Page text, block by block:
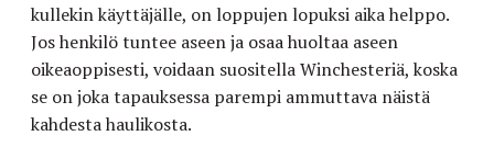
kullekin käyttäjälle, on loppujen lopuksi aika helppo.
Jos henkilö tuntee aseen ja osaa huoltaa aseen
oikeaoppisesti, voidaan suositella Winchesteriä, koska
se on joka tapauksessa parempi ammuttava näistä
kahdesta haulikosta.